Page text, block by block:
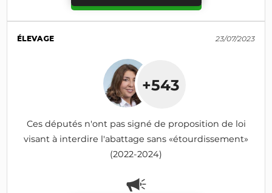
ÉLEVAGE 23/07/2023
+543
Ces députés n'ont pas signé de proposition de loi
visant à interdire l'abattage sans «étourdissement»
(2022-2024)